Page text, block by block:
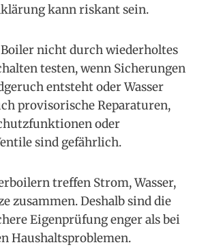
kann riskant sein.
nicht durch wiederholtes
testen, wenn Sicherungen
entsteht oder Wasser
provisorische Reparaturen,
oder
sind gefährlich.
treffen Strom, Wasser,
zusammen. Deshalb sind die
Eigenprüfung enger als bei
Haushaltsproblemen.